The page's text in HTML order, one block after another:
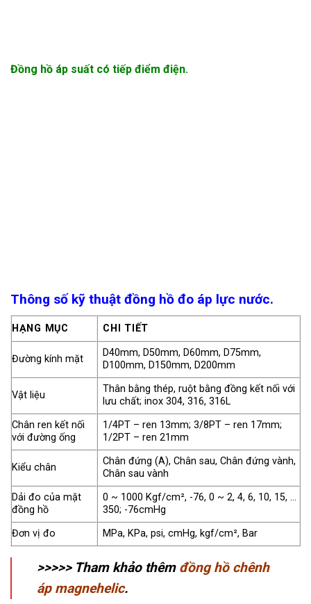
Đồng hồ áp suất có tiếp điểm điện.
Thông số kỹ thuật đồng hồ đo áp lực nước.
HẠNG MỤC CHI TIẾT
Đường kính mặt
D40mm, D50mm, D60mm, D75mm,
D100mm, D150mm, D200mm
Vật liệu
Thân bằng thép, ruột bằng đồng kết nối với
lưu chất; inox 304, 316, 316L
Chân ren kết nối
với đường ống
1/4PT – ren 13mm; 3/8PT – ren 17mm;
1/2PT – ren 21mm
Kiểu chân
Chân đứng (A), Chân sau, Chân đứng vành,
Chân sau vành
Dải đo của mặt
đồng hồ
0 ~ 1000 Kgf/cm², -76, 0 ~ 2, 4, 6, 10, 15, …
350; -76cmHg
Đơn vị đo
MPa, KPa, psi, cmHg, kgf/cm², Bar
>>>>> Tham khảo thêm đồng hồ chênh
áp magnehelic.